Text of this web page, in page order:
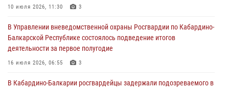
Росгвардии отработали профессиональные навыки
10 июля 2026, 11:30 3
В Управлении вневедомственной охраны Росгвардии по Кабардино-
Балкарской Республике состоялось подведение итогов
деятельности за первое полугодие
16 июля 2026, 06:55 3
В Кабардино-Балкарии росгвардейцы задержали подозреваемого в